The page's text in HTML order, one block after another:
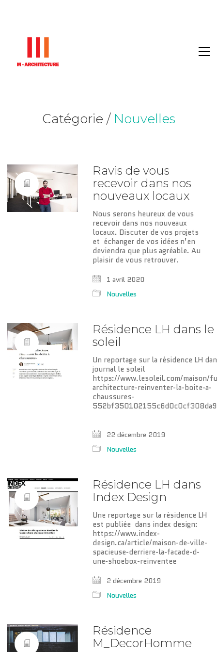
Catégorie / Nouvelles
Ravis de vous
recevoir dans nos
nouveaux locaux
Nous serons heureux de vous
recevoir dans nos nouveaux
locaux. Discuter de vos projets
et échanger de vos idées n’en
deviendra que plus agréable. Au
plaisir de vous retrouver.
1 avril 2020
Nouvelles
Résidence LH dans le
soleil
Un reportage sur la résidence LH
journal le soleil
https://www.lesoleil.com/maison/
architecture-reinventer-la-boite-a-
chaussures-
22 décembre 2019
Nouvelles
Résidence LH dans
Index Design
Une reportage sur la résidence LH
est publiée dans index design:
https://www.index-
design.ca/article/maison-de-ville-
spacieuse-derriere-la-facade-d-
une-shoebox-reinventee
2 décembre 2019
Nouvelles
Résidence
M_DecorHomme